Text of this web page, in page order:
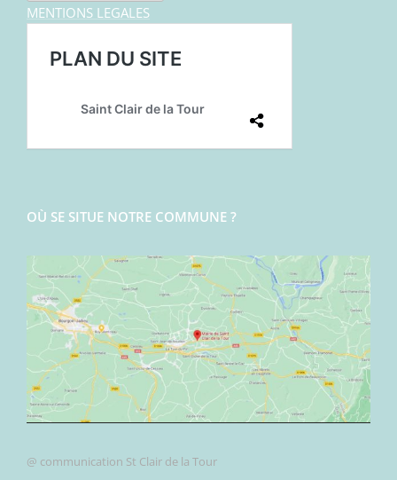
MENTIONS LEGALES
OÙ SE SITUE NOTRE COMMUNE ?
@ communication St Clair de la Tour